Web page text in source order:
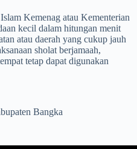
Kemenag atau Kementerian
kecil dalam hitungan menit
atau daerah yang cukup jauh
sholat berjamaah,
tetap dapat digunakan
Bangka